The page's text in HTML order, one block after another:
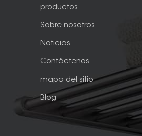
productos
Sobre nosotros
Noticias
Contáctenos
mapa del sitio
Blog